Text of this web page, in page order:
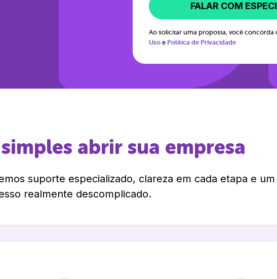
FALAR COM
Ao solicitar uma proposta, você concorda
Uso e Política de Privacidade
abrir sua empresa
suporte especializado, clareza em cada etapa e um
realmente descomplicado.